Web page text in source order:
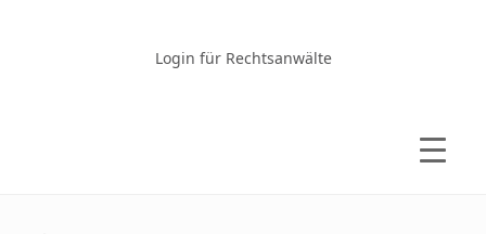
Login für Rechtsanwälte